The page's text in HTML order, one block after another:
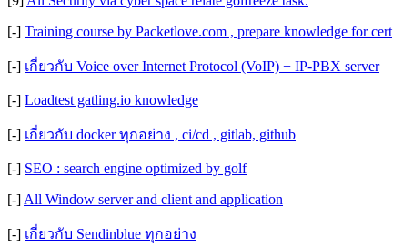
[-] Training course by Packetlove.com , prepare knowledge for cert
[-] เกี่ยวกับ Voice over Internet Protocol (VoIP) + IP-PBX server
[-] Loadtest gatling.io knowledge
[-] เกี่ยวกับ docker ทุกอย่าง , ci/cd , gitlab, github
[-] SEO : search engine optimized by golf
[-] All Window server and client and application
[-] เกี่ยวกับ Sendinblue ทุกอย่าง